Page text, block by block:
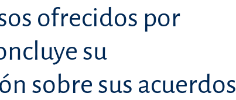
ofrecidos por
su
sobre sus acuerdos